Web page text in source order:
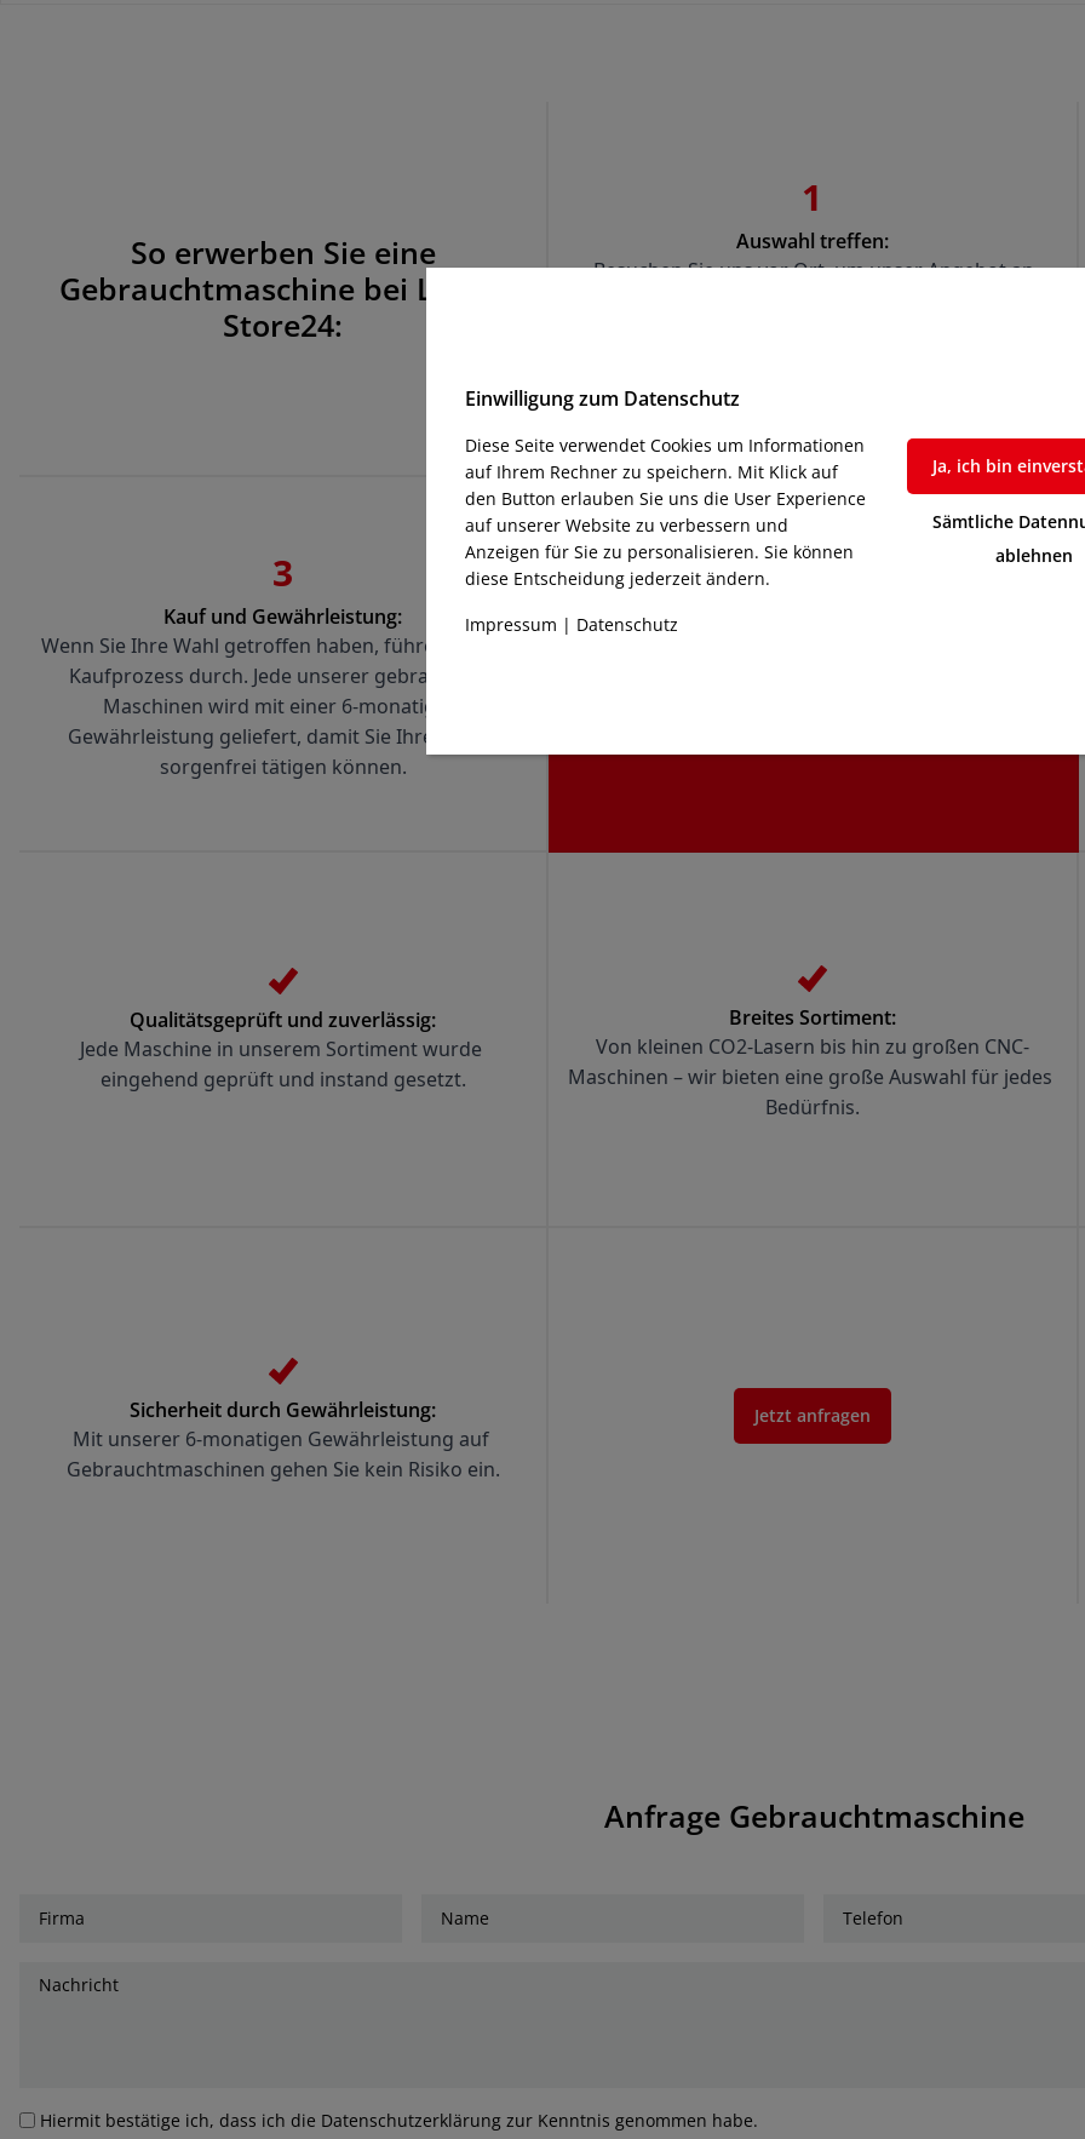
So erwerben Sie eine
Gebrauchtmaschine bei Laser-
Store24:
1
Auswahl treffen:
Besuchen Sie uns vor Ort, um unser Angebot an
3
Kauf und Gewährleistung:
Wenn Sie Ihre Wahl getroffen haben, führen wir den
Kaufprozess durch. Jede unserer gebrauchten
Maschinen wird mit einer 6-monatigen
Gewährleistung geliefert, damit Sie Ihren Kauf
sorgenfrei tätigen können.
Für weitere Informationen oder bei Fragen stehen wir
Qualitätsgeprüft und zuverlässig:
Jede Maschine in unserem Sortiment wurde
eingehend geprüft und instand gesetzt.
Breites Sortiment:
Von kleinen CO2-Lasern bis hin zu großen CNC-
Maschinen – wir bieten eine große Auswahl für jedes
Bedürfnis.
Sicherheit durch Gewährleistung:
Mit unserer 6-monatigen Gewährleistung auf
Gebrauchtmaschinen gehen Sie kein Risiko ein.
Jetzt anfragen
Anfrage Gebrauchtmaschine
Hiermit bestätige ich, dass ich die Datenschutzerklärung zur Kenntnis genommen habe.
Einwilligung zum Datenschutz
Diese Seite verwendet Cookies um Informationen
auf Ihrem Rechner zu speichern. Mit Klick auf
den Button erlauben Sie uns die User Experience
auf unserer Website zu verbessern und
Anzeigen für Sie zu personalisieren. Sie können
diese Entscheidung jederzeit ändern.
Impressum | Datenschutz
Ja, ich bin
Sämtliche
ablehnen